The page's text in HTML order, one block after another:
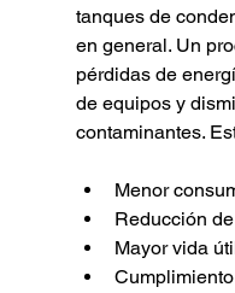
tanques de
en general. Un
pérdidas de
de equipos y
contaminantes.
Menor
Reducción
Mayor vida